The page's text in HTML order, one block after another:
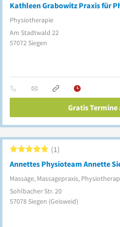
Kathleen Grabowitz Praxis für
Physiotherapie
Am Stadtwald 22
57072 Siegen
Gratis
Annettes Physioteam Annette
Massage, Massagepraxis,
1
Sohlbacher Str. 20
57078 Siegen (Geisweid)